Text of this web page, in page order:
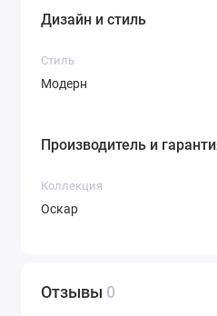
Дизайн и стиль
Стиль
Модерн
Производитель и
Коллекция
Оскар
Отзывы 0